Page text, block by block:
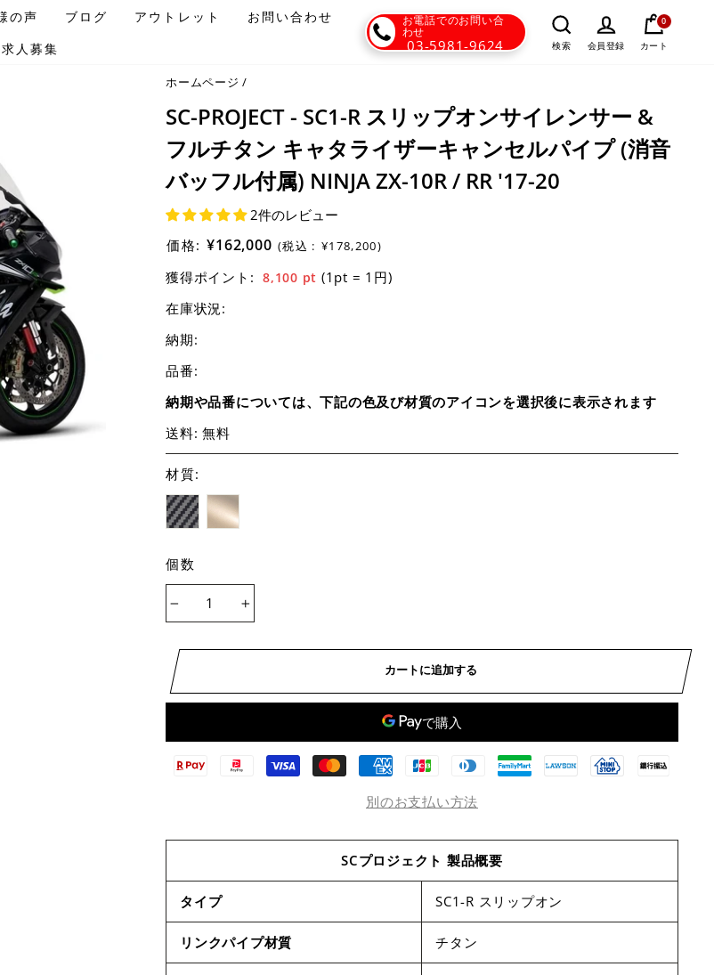
の声 ブログ アウトレット
お問い合わせ
求人募集
お電話でのお問い合
わせ
03-5981-9624 検索 会員登録 カート
0
ホームページ /
SC-PROJECT - SC1-R スリップオンサイレンサー &
フルチタン キャタライザーキャンセルパイプ (消音
バッフル付属) NINJA ZX-10R / RR '17-20
2件のレビュー
価格: ¥162,000 (税込 : ¥178,200)
獲得ポイント: 8,100 pt (1pt = 1円)
在庫状況:
納期:
品番:
納期や品番については、下記の色及び材質のアイコンを選択後に表示されます
送料: 無料
材質:
個数
カートに追加する
別のお支払い方法
SCプロジェクト 製品概要
タイプ SC1-R スリップオン
リンクパイプ材質 チタン